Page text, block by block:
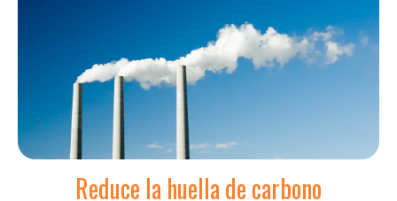
Reduce la huella de carbono